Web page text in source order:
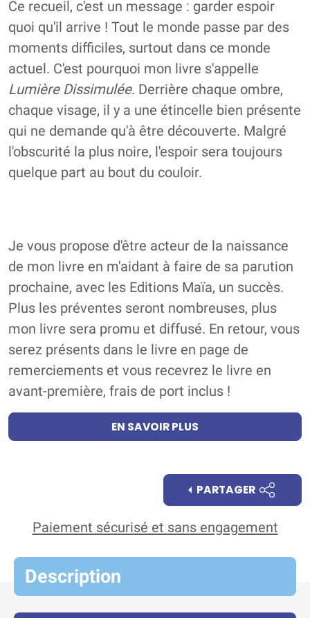
Ce recueil, c'est un message : garder espoir
quoi qu'il arrive ! Tout le monde passe par des
moments difficiles, surtout dans ce monde
actuel. C'est pourquoi mon livre s'appelle
Lumière Dissimulée. Derrière chaque ombre,
chaque visage, il y a une étincelle bien présente
qui ne demande qu'à être découverte. Malgré
l'obscurité la plus noire, l'espoir sera toujours
quelque part au bout du couloir.
Je vous propose d'être acteur de la naissance
de mon livre en m'aidant à faire de sa parution
prochaine, avec les Editions Maïa, un succès.
Plus les préventes seront nombreuses, plus
mon livre sera promu et diffusé. En retour, vous
serez présents dans le livre en page de
remerciements et vous recevrez le livre en
avant-première, frais de port inclus !
EN SAVOIR PLUS
Paiement sécurisé et sans engagement
PARTAGER
Description